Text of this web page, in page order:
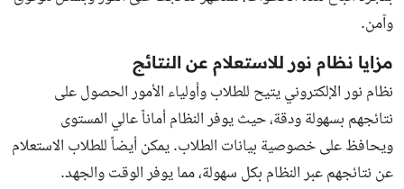
وآمن.
مزايا نظام نور للاستعلام عن النتائج
نظام نور الإلكتروني يتيح للطلاب وأولياء الأمور الحصول على
نتائجهم بسهولة ودقة، حيث يوفر النظام أماناً عالي المستوى
ويحافظ على خصوصية بيانات الطلاب. يمكن أيضاً للطلاب الاستعلام
عن نتائجهم عبر النظام بكل سهولة، مما يوفر الوقت والجهد.